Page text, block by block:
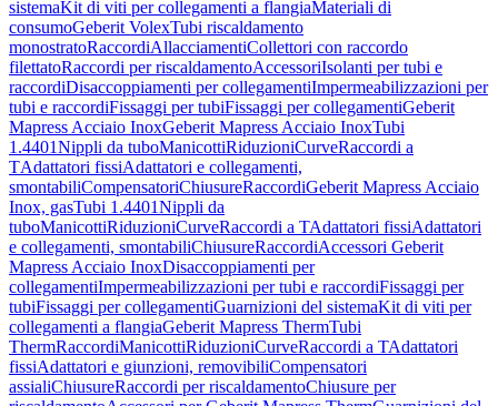
sistemaKit di viti per collegamenti a flangiaMateriali di
consumoGeberit VolexTubi riscaldamento
monostratoRaccordiAllacciamentiCollettori con raccordo
filettatoRaccordi per riscaldamentoAccessoriIsolanti per tubi e
raccordiDisaccoppiamenti per collegamentiImpermeabilizzazioni per
tubi e raccordiFissaggi per tubiFissaggi per collegamentiGeberit
Mapress Acciaio InoxGeberit Mapress Acciaio InoxTubi
1.4401Nippli da tuboManicottiRiduzioniCurveRaccordi a
TAdattatori fissiAdattatori e collegamenti,
smontabiliCompensatoriChiusureRaccordiGeberit Mapress Acciaio
Inox, gasTubi 1.4401Nippli da
tuboManicottiRiduzioniCurveRaccordi a TAdattatori fissiAdattatori
e collegamenti, smontabiliChiusureRaccordiAccessori Geberit
Mapress Acciaio InoxDisaccoppiamenti per
collegamentiImpermeabilizzazioni per tubi e raccordiFissaggi per
tubiFissaggi per collegamentiGuarnizioni del sistemaKit di viti per
collegamenti a flangiaGeberit Mapress ThermTubi
ThermRaccordiManicottiRiduzioniCurveRaccordi a TAdattatori
fissiAdattatori e giunzioni, removibiliCompensatori
assialiChiusureRaccordi per riscaldamentoChiusure per